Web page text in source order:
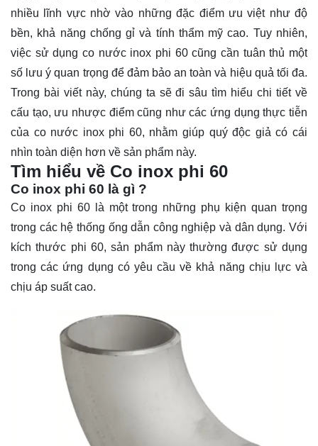
nhiều lĩnh vực nhờ vào những đặc điểm ưu việt như độ
bền, khả năng chống gỉ và tính thẩm mỹ cao. Tuy nhiên,
việc sử dụng co nước inox phi 60 cũng cần tuân thủ một
số lưu ý quan trọng để đảm bảo an toàn và hiệu quả tối đa.
Trong bài viết này, chúng ta sẽ đi sâutìm hiểu chi tiết về
cấu tạo, ưu nhược điểm cũng như các ứng dụng thực tiễn
của co nước inox phi 60, nhằm giúp quý độc giả có cái
nhìn toàn diện hơn về sản phẩm này.
Tìm hiểu về Co inox phi 60
Co inox phi 60 là gì ?
Co inox phi 60 là một trong những phụ kiện quan trọng
trong các hệ thống ống dẫn công nghiệp và dân dụng. Với
kích thước phi 60, sản phẩm này thường được sử dụng
trong các ứng dụng có yêu cầu về khả năng chịu lực và
chịu áp suất cao.